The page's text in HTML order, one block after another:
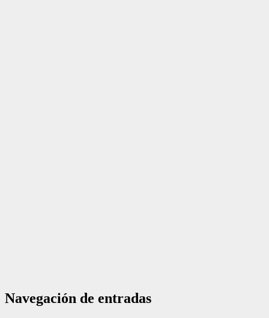
Navegación de entradas